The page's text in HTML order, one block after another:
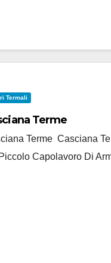
Termali
Terme
Terme Casciana
Capolavoro Di